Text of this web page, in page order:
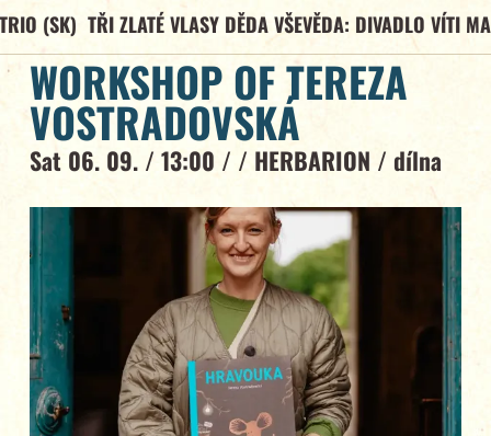
(SK) TŘI ZLATÉ VLASY DĚDA VŠEVĚDA: DIVADLO VÍTI
WORKSHOP OF TEREZA
VOSTRADOVSKÁ
Sat 06. 09. / 13:00 / / HERBARION / dílna